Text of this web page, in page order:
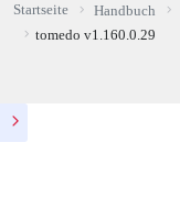
Startseite Handbuch
tomedo v1.160.0.29